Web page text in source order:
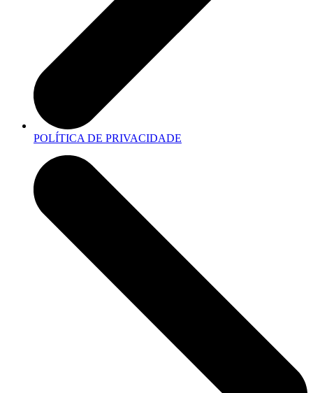
POLÍTICA DE PRIVACIDADE